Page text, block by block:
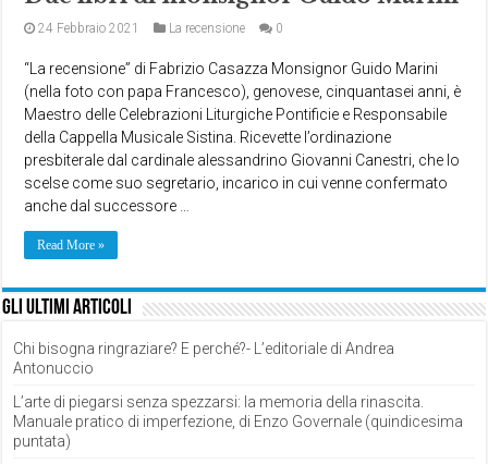
24 Febbraio 2021 La recensione 0
“La recensione” di Fabrizio Casazza Monsignor Guido Marini
(nella foto con papa Francesco), genovese, cinquantasei anni, è
Maestro delle Celebrazioni Liturgiche Pontificie e Responsabile
della Cappella Musicale Sistina. Ricevette l’ordinazione
presbiterale dal cardinale alessandrino Giovanni Canestri, che lo
scelse come suo segretario, incarico in cui venne confermato
anche dal successore …
Read More »
Gli ultimi articoli
Chi bisogna ringraziare? E perché?- L’editoriale di Andrea
Antonuccio
L’arte di piegarsi senza spezzarsi: la memoria della rinascita.
Manuale pratico di imperfezione, di Enzo Governale (quindicesima
puntata)